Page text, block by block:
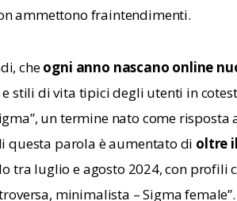
ammettono fraintendimenti.
che ogni anno nascano online
stili di vita tipici degli utenti in
un termine nato come
questa parola è aumentato di oltre
tra luglio e agosto 2024, con profili
minimalista – Sigma female”.